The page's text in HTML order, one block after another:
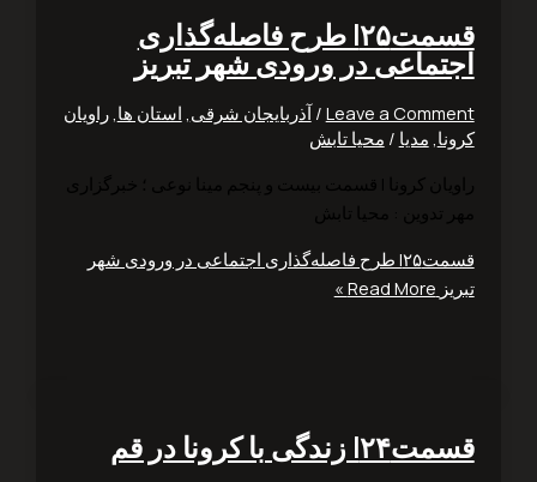
قسمت۲۵| طرح فاصله‌گذاری
در ورودی شهر تبریز
Leave a
/آذربایجان شرقی,استان ها,راویان
/محیا تابش
قسمت۲۵| طرح فاصله‌گذاری اجتماعی در ورودی شهر